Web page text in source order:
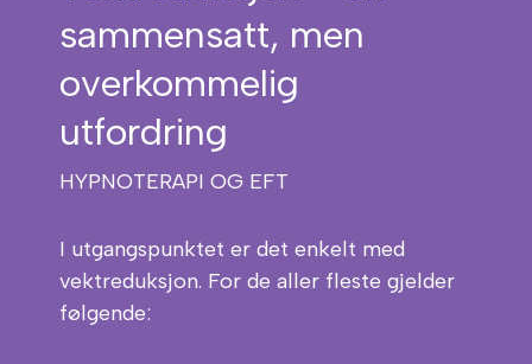
sammensatt, men
overkommelig
utfordring
HYPNOTERAPI OG EFT
I utgangspunktet er det enkelt med
vektreduksjon. For de aller fleste gjelder
følgende: